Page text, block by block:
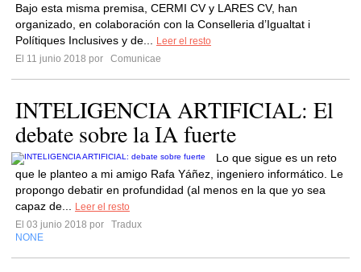
Bajo esta misma premisa, CERMI CV y LARES CV, han
organizado, en colaboración con la Conselleria d’Igualtat i
Polítiques Inclusives y de...
Leer el resto
El 11 junio 2018 por
Comunicae
INTELIGENCIA ARTIFICIAL: El
debate sobre la IA fuerte
Lo que sigue es un reto
que le planteo a mi amigo Rafa Yáñez, ingeniero informático. Le
propongo debatir en profundidad (al menos en la que yo sea
capaz de...
Leer el resto
El 03 junio 2018 por
Tradux
NONE